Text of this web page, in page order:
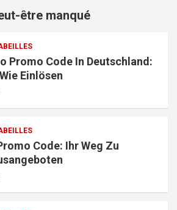
être manqué
Promo Code In Deutschland:
Einlösen
Code: Ihr Weg Zu